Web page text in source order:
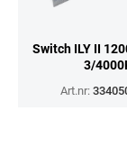
Switch ILY II
3/
Art.nr: